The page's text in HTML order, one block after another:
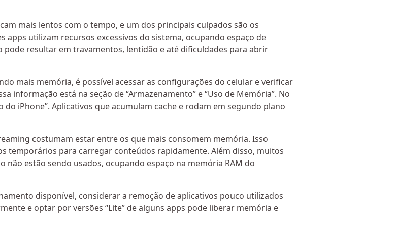
mais lentos com o tempo, e um dos principais culpados são os
apps utilizam recursos excessivos do sistema, ocupando espaço de
pode resultar em travamentos, lentidão e até dificuldades para abrir
mais memória, é possível acessar as configurações do celular e verificar
informação está na seção de “Armazenamento” e “Uso de Memória”. No
iPhone”. Aplicativos que acumulam cache e rodam em segundo plano
costumam estar entre os que mais consomem memória. Isso
temporários para carregar conteúdos rapidamente. Além disso, muitos
estão sendo usados, ocupando espaço na memória RAM do
disponível, considerar a remoção de aplicativos pouco utilizados
e optar por versões “Lite” de alguns apps pode liberar memória e